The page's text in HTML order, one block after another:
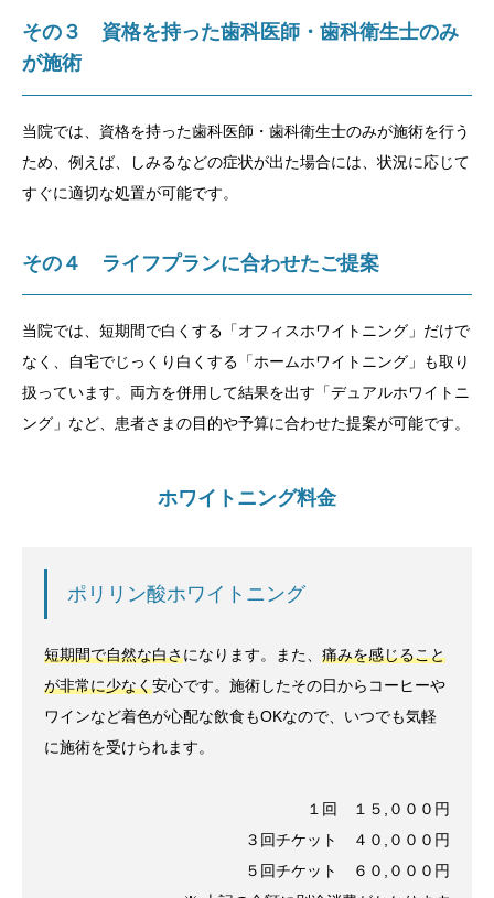
その３ 資格を持った歯科医師・歯科衛生士のみ
が施術
当院では、資格を持った歯科医師・歯科衛生士のみが施術を行う
ため、例えば、しみるなどの症状が出た場合には、状況に応じて
すぐに適切な処置が可能です。
その４ ライフプランに合わせたご提案
当院では、短期間で白くする「オフィスホワイトニング」だけで
なく、自宅でじっくり白くする「ホームホワイトニング」も取り
扱っています。両方を併用して結果を出す「デュアルホワイトニ
ング」など、患者さまの目的や予算に合わせた提案が可能です。
ホワイトニング料金
ポリリン酸ホワイトニング
短期間で自然な白さになります。また、 痛みを感じること
が非常に少なく安心です。施術したその日からコーヒーや
ワインなど着色が心配な飲食もOKなので、いつでも気軽
に施術を受けられます。
１回 １５,０００円
３回チケット ４０,０００円
５回チケット ６０,０００円